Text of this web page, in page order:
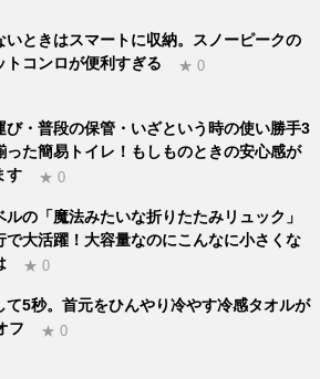
いときはスマートに収納。スノーピークの
トコンロが便利すぎる
★ 0
び・普段の保管・いざという時の使い勝手3
った簡易トイレ！もしものときの安心感が
す
★ 0
ルの「魔法みたいな折りたたみリュック」
で大活躍！大容量なのにこんなに小さくな
★ 0
て5秒。首元をひんやり冷やす冷感タオルが
フ
★ 0